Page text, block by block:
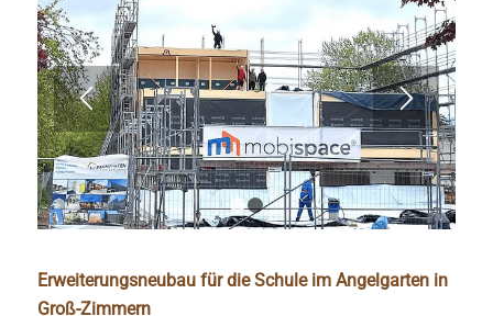
1 2
Erweiterungsneubau für die Schule im Angelgarten in
Groß-Zimmern